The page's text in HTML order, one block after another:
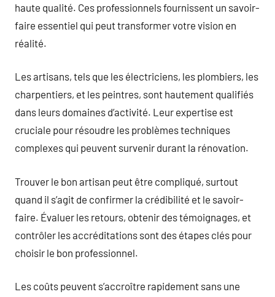
haute qualité. Ces professionnels fournissent un savoir-
faire essentiel qui peut transformer votre vision en
réalité.
Les artisans, tels que les électriciens, les plombiers, les
charpentiers, et les peintres, sont hautement qualifiés
dans leurs domaines d’activité. Leur expertise est
cruciale pour résoudre les problèmes techniques
complexes qui peuvent survenir durant la rénovation.
Trouver le bon artisan peut être compliqué, surtout
quand il s’agit de confirmer la crédibilité et le savoir-
faire. Évaluer les retours, obtenir des témoignages, et
contrôler les accréditations sont des étapes clés pour
choisir le bon professionnel.
Les coûts peuvent s’accroître rapidement sans une